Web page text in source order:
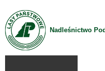
Przejdź do treści
Nadleśnictwo